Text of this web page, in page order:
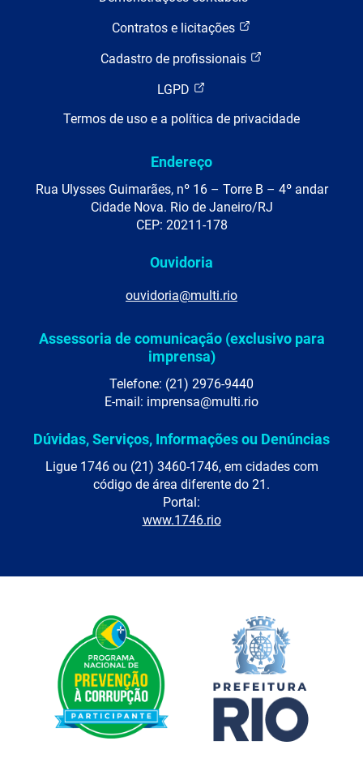
Contratos e licitações
Cadastro de profissionais
LGPD
Termos de uso e a política de privacidade
Endereço
Rua Ulysses Guimarães, nº 16 – Torre B – 4º andar
Cidade Nova. Rio de Janeiro/RJ
CEP: 20211-178
Ouvidoria
ouvidoria@multi.rio
Assessoria de comunicação (exclusivo para
imprensa)
Telefone: (21) 2976-9440
E-mail: imprensa@multi.rio
Dúvidas, Serviços, Informações ou Denúncias
Ligue 1746 ou (21) 3460-1746, em cidades com
código de área diferente do 21.
Portal:
www.1746.rio